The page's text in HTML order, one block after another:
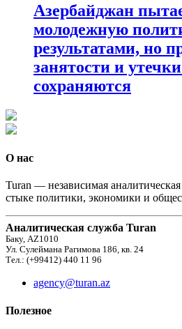
Азербайджан
молодежную
результатами, но
занятости и
сохраняются
О нас
Turan — независимая
стыке политики, экономики и
Аналитическая служба Turan
Баку, AZ1010
Ул. Сулеймана Рагимова 186, кв. 24
Тел.: (+99412) 440 11 96
agency@turan.az
Полезное